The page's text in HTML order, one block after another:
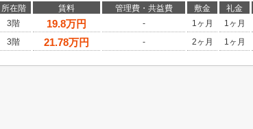
所在階 賃料 管理費・共益費 敷金 礼金
3階
19.8万円 - 1ヶ月 1ヶ月
3階
21.78万円 - 2ヶ月 1ヶ月